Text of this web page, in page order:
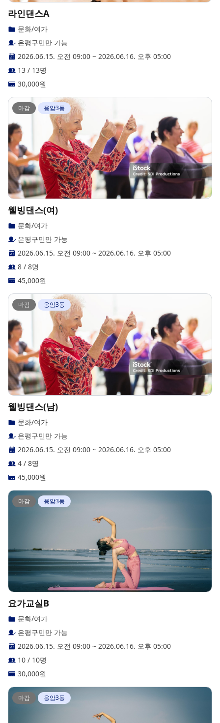
라인댄스A
문화/여가
은평구민만 가능
2026.06.15. 오전 09:00 ~ 2026.06.16. 오후 05:00
13 / 13명
30,000원
마감 응암3동
웰빙댄스(여)
문화/여가
은평구민만 가능
2026.06.15. 오전 09:00 ~ 2026.06.16. 오후 05:00
8 / 8명
45,000원
마감 응암3동
웰빙댄스(남)
문화/여가
은평구민만 가능
2026.06.15. 오전 09:00 ~ 2026.06.16. 오후 05:00
4 / 8명
45,000원
마감 응암3동
요가교실B
문화/여가
은평구민만 가능
2026.06.15. 오전 09:00 ~ 2026.06.16. 오후 05:00
10 / 10명
30,000원
마감 응암3동